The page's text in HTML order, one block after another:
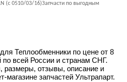
(c 0510/03/16)Запчасти по выгодным
Теплообменники по цене от 8
по всей России и странам СНГ.
размеры, отзывы, описание и
магазине запчастей Ультрапарт.